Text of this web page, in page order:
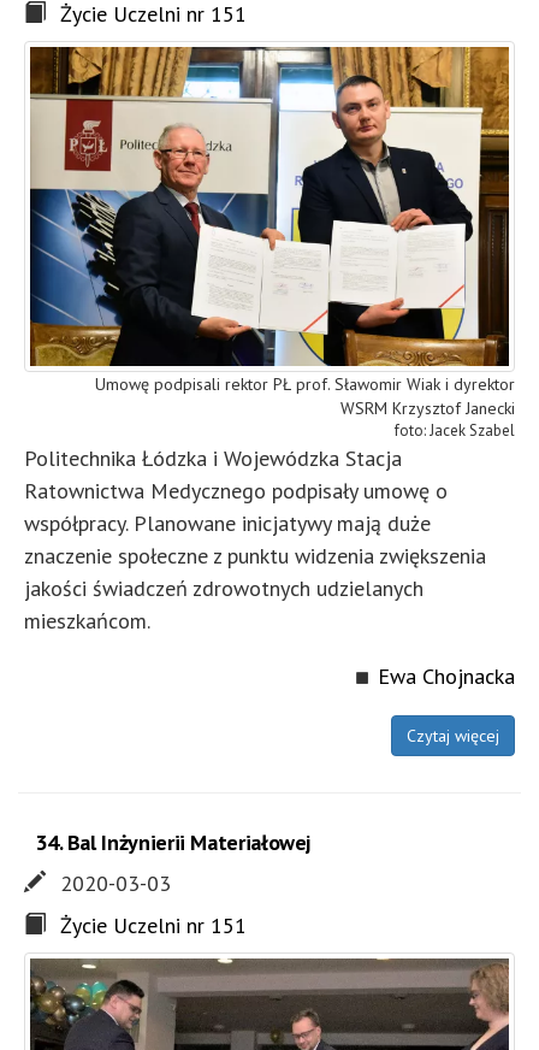
Życie Uczelni nr 151
Umowę podpisali rektor PŁ prof. Sławomir Wiak i dyrektor
WSRM Krzysztof Janecki
Jacek Szabel
Politechnika Łódzka i Wojewódzka Stacja
Ratownictwa Medycznego podpisały umowę o
współpracy. Planowane inicjatywy mają duże
znaczenie społeczne z punktu widzenia zwiększenia
jakości świadczeń zdrowotnych udzielanych
mieszkańcom.
Ewa Chojnacka
Czytaj więcej
34. Bal Inżynierii Materiałowej
2020-03-03
Życie Uczelni nr 151